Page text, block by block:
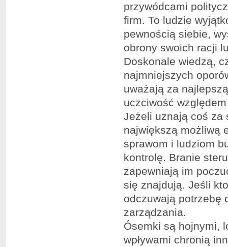
przywódcami
firm. To ludzie
pewnością siebie,
obrony swoich racji
Doskonale wiedzą,
najmniejszych
uważają za
uczciwość
Jeżeli uznają coś za
największą możliwą
sprawom i ludziom
kontrolę. Branie
zapewniają im
się znajdują. Jeśli
odczuwają potrzebę
zarządzania.
Ósemki są hojnymi,
wpływami chronią